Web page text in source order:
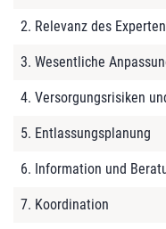
2. Relevanz des
3. Wesentliche
4. Versorgungsrisiken
5. Entlassungsplanung
6. Information und
7. Koordination